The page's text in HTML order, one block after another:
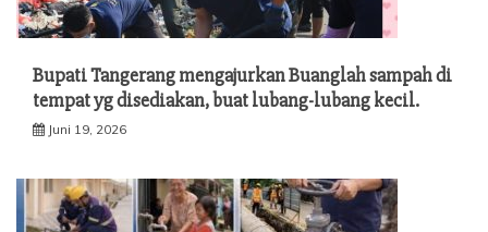
Bupati Tangerang mengajurkan Buanglah sampah di
tempat yg disediakan, buat lubang-lubang kecil.
Juni 19, 2026